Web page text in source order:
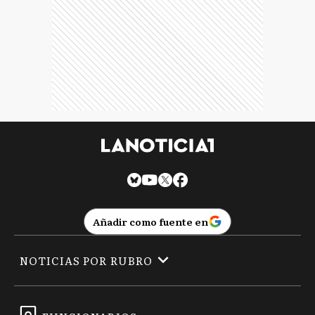
Añadir como fuente en
NOTICIAS POR RUBRO